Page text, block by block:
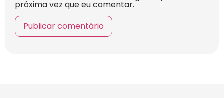
próxima vez que eu comentar.